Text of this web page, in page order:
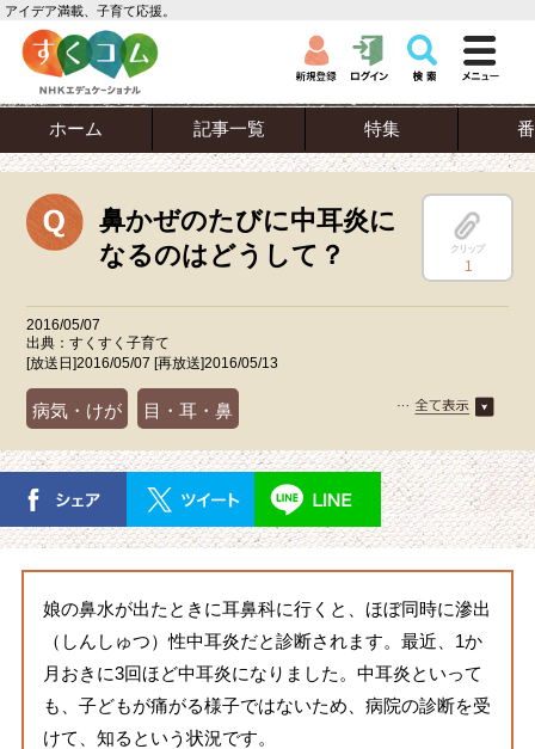
アイデア満載、子育て応援。
ホーム 記事一覧 特集
鼻かぜのたびに中耳炎に
なるのはどうして？
クリップ
1
2016/05/07
出典：すくすく子育て
[放送日]2016/05/07 [再放送]2016/05/13
病気・けが 目・耳・鼻
娘の鼻水が出たときに耳鼻科に行くと、ほぼ同時に滲出
（しんしゅつ）性中耳炎だと診断されます。最近、1か
月おきに3回ほど中耳炎になりました。中耳炎といって
も、子どもが痛がる様子ではないため、病院の診断を受
けて、知るという状況です。